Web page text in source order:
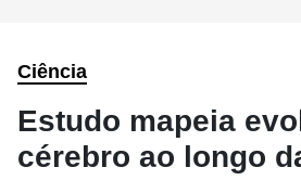
Ciência
Estudo mapeia
cérebro ao longo